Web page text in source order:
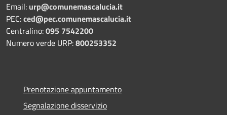
Email: urp@comunemascalucia.it
PEC:ced@pec.comunemascalucia.it
Centralino:095 7542200
Numero verde URP:800253352
Prenotazione appuntamento
Segnalazione disservizio